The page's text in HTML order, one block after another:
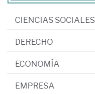
CIENCIAS SOCIALES
DERECHO
ECONOMÍA
EMPRESA